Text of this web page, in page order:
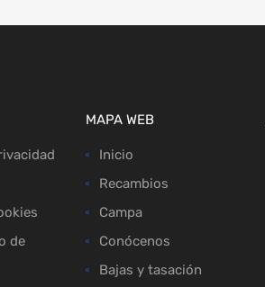
de
MAPA WEB
Inicio
Recambios
Campa
Conócenos
Bajas y tasación